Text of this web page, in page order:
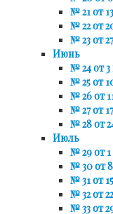
№ 21 от
№ 22 от
№ 23 от
Июнь
№ 24 от
№ 25 от
№ 26 от
№ 27 от
№ 28 от
Июль
№ 29 от
№ 30 от
№ 31 от
№ 32 от
№ 33 от